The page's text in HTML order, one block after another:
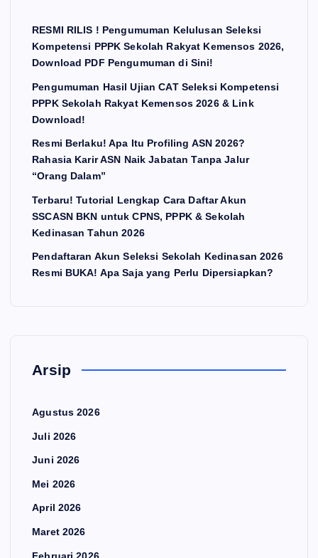
RESMI RILIS ! Pengumuman Kelulusan Seleksi
Kompetensi PPPK Sekolah Rakyat Kemensos 2026,
Download PDF Pengumuman di Sini!
Pengumuman Hasil Ujian CAT Seleksi Kompetensi
PPPK Sekolah Rakyat Kemensos 2026 & Link
Download!
Resmi Berlaku! Apa Itu Profiling ASN 2026?
Rahasia Karir ASN Naik Jabatan Tanpa Jalur
“Orang Dalam”
Terbaru! Tutorial Lengkap Cara Daftar Akun
SSCASN BKN untuk CPNS, PPPK & Sekolah
Kedinasan Tahun 2026
Pendaftaran Akun Seleksi Sekolah Kedinasan 2026
Resmi BUKA! Apa Saja yang Perlu Dipersiapkan?
Arsip
Agustus 2026
Juli 2026
Juni 2026
Mei 2026
April 2026
Maret 2026
Februari 2026